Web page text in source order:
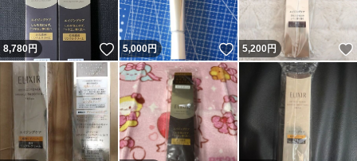
8,780円 いいね！
5,000円 いいね！
5,200円